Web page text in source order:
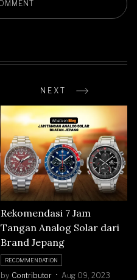
NEXT
Rekomendasi 7 Jam
Tangan Analog Solar dari
Brand Jepang
RECOMMENDATION
by Contributor Aug 09, 2023